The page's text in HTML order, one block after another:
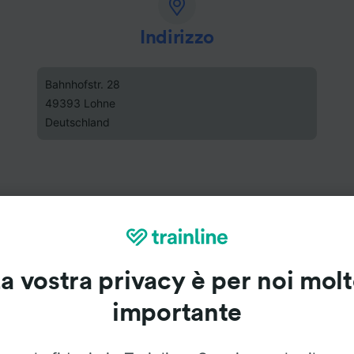
Indirizzo
Bahnhofstr. 28
49393 Lohne
Deutschland
vostra privacy è per noi
importante